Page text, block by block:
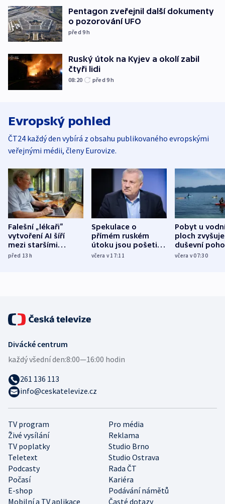
Pentagon zveřejnil další dokumenty
o pozorování UFO
před 9h
Ruský útok na Kyjev a okolí zabil
čtyři lidi
08:20 před 9h
Evropský pohled
ČT24 každý den vybírá z obsahu publikovaného evropskými
veřejnými médii, členy Eurovize.
Falešní „lékaři“
vytvoření AI šíří
mezi staršími
Poláky nebezpečné
před 13h
Spekulace o
přímém ruském
útoku jsou pošetilé,
míní estonský
včera v 17:11
Pobyt u
ploch zvyšuje
duševní
ukázala
včera v 07:30
TV program
Pro média
Živé vysílání
Reklama
TV poplatky
Studio Brno
Teletext
Studio Ostrava
Podcasty
Rada ČT
Počasí
Kariéra
E-shop
Podávání námětů
Mobilní a TV aplikace
Časté dotazy
Divácké centrum
každý všední den:8:00—16:00 hodin
261 136 113
info@ceskatelevize.cz